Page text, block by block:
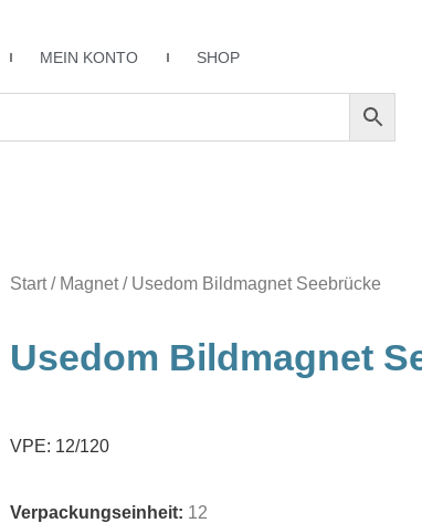
MEIN KONTO SHOP
Start/ Magnet/ Usedom Bildmagnet Seebrücke
Usedom Bildmagnet
VPE: 12/120
Verpackungseinheit: 12